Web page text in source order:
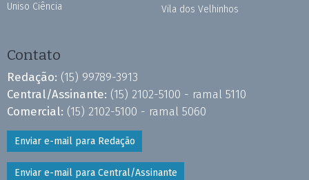
Uniso Ciência
Vila dos Velhinhos
Contato
Redação: (15) 99789-3913
Central/Assinante: (15) 2102-5100 - ramal 5110
Comercial: (15) 2102-5100 - ramal 5060
Enviar e-mail para Redação
Enviar e-mail para Central/Assinante